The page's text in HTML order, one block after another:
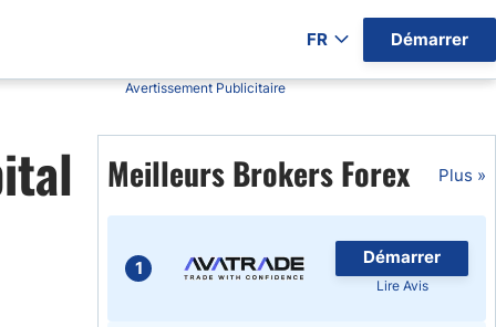
Démarrer
FR
Avertissement Publicitaire
Meilleurs Brokers Forex Plus »
1
Démarrer
Lire Avis